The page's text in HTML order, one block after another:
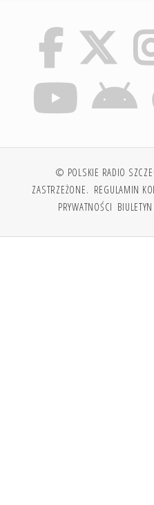
© POLSKIE RADIO
ZASTRZEŻONE. REGULAMIN
PRYWATNOŚCI